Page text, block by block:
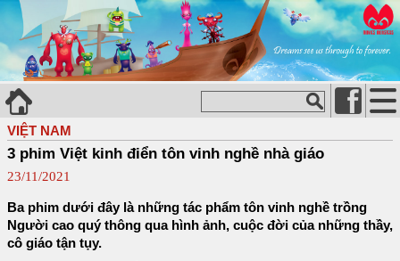
VIỆT NAM
3 phim Việt kinh điển tôn vinh nghề nhà giáo
23/11/2021
Ba phim dưới đây là những tác phẩm tôn vinh nghề trồng
Người cao quý thông qua hình ảnh, cuộc đời của những thầy,
cô giáo tận tụy.